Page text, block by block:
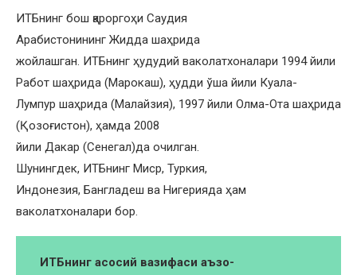
ИТБнинг бош қароргоҳи Саудия
Арабистонининг Жидда шаҳрида
жойлашган. ИТБнинг ҳудудий ваколатхоналари 1994 йили
Работ шаҳрида (Марокаш), ҳудди ўша йили Куала-
Лумпур шаҳрида (Малайзия), 1997 йили Олма-Ота шаҳрида
(Қозоғистон), ҳамда 2008
йили Дакар (Сенегал)да очилган.
Шунингдек, ИТБнинг Миср, Туркия,
Индонезия, Бангладеш ва Нигерияда ҳам
ваколатхоналари бор.
ИТБнинг асосий вазифаси аъзо-